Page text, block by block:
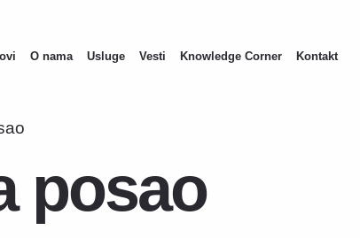
O nama Usluge Vesti Knowledge Corner Kontakt
posao